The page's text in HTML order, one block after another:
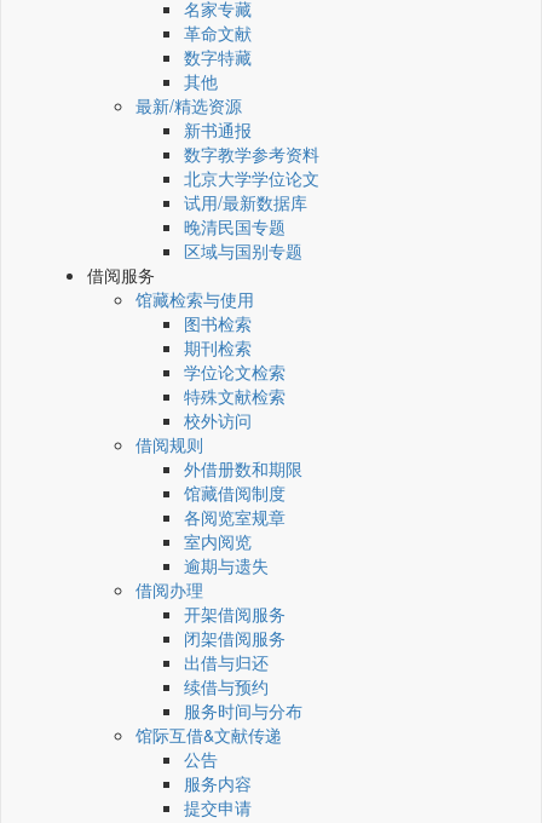
名家专藏
革命文献
数字特藏
其他
最新/精选资源
新书通报
数字教学参考资料
北京大学学位论文
试用/最新数据库
晚清民国专题
区域与国别专题
借阅服务
馆藏检索与使用
图书检索
期刊检索
学位论文检索
特殊文献检索
校外访问
借阅规则
外借册数和期限
馆藏借阅制度
各阅览室规章
室内阅览
逾期与遗失
借阅办理
开架借阅服务
闭架借阅服务
出借与归还
续借与预约
服务时间与分布
馆际互借&文献传递
公告
服务内容
提交申请